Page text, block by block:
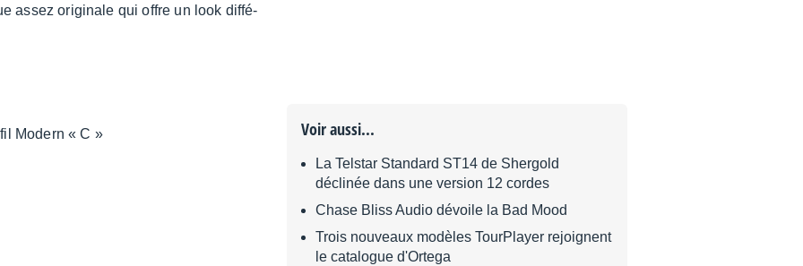
assez origi­nale qui offre un look diffé­
Modern « C » Voir aussi...
La Telstar Standard ST14 de Shergold
déclinée dans une version 12 cordes
Chase Bliss Audio dévoile la Bad Mood
Trois nouveaux modèles TourPlayer rejoignent
le catalogue d'Ortega